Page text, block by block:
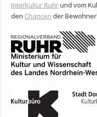
Interkultur Ruhrund vom
den Chancen der